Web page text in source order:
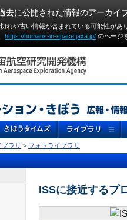
去に公開された情報のアーカイ
れや古い情報が含まれている可能性が
https://humans-in-space.jaxa.jp/ のページ
ブラリ > フォトライブラリ
ISSに接近するプ